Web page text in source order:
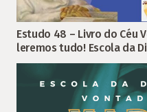
Estudo 48 – Livro do Céu
leremos tudo! Escola da